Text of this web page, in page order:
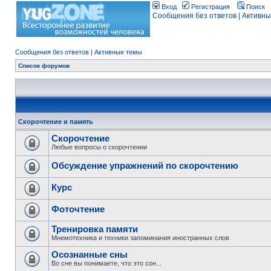
Вход Регистрация Поиск
Сообщения без ответов
Сообщения без ответов | Активные темы
Список форумов
Скорочтение и память
Скорочтение
Любые вопросы о скорочтении
Обсуждение упражнений по скорочтению
Курс
Фоточтение
Тренировка памяти
Мнемотехника и техники запоминания иностранных слов
Осознанные сны
Во сне вы понимаете, что это сон...